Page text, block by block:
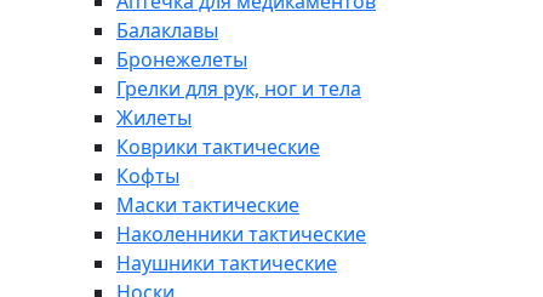
Балаклавы
Бронежелеты
Грелки для рук, ног и тела
Жилеты
Коврики тактические
Кофты
Маски тактические
Наколенники тактические
Наушники тактические